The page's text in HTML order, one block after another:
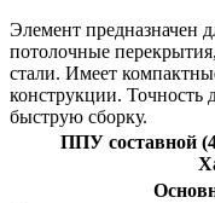
Элемент предназначен
потолочные
стали. Имеет
конструкции. Точность
быструю сборку.
ППУ составной